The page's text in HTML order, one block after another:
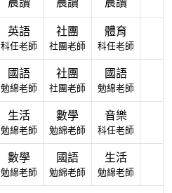
晨讀 晨讀 晨讀
英語
科任老師
社團
社團老師
體育
科任老師
國語
勉綿老師
社團
社團老師
國語
勉綿老師
生活
勉綿老師
數學
勉綿老師
音樂
科任老師
數學
勉綿老師
國語
勉綿老師
生活
勉綿老師